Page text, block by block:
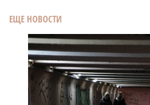
ЕЩЕ НОВОСТИ